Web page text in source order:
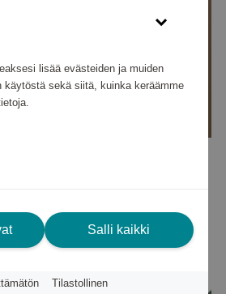
lisää evästeiden ja muiden
käytöstä sekä siitä, kuinka keräämme
Salli kaikki
Tilastollinen